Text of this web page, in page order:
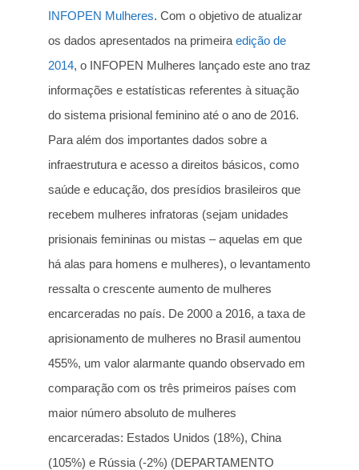
INFOPEN Mulheres. Com o objetivo de atualizar
os dados apresentados na primeira edição de
2014, o INFOPEN Mulheres lançado este ano traz
informações e estatísticas referentes à situação
do sistema prisional feminino até o ano de 2016.
Para além dos importantes dados sobre a
infraestrutura e acesso a direitos básicos, como
saúde e educação, dos presídios brasileiros que
recebem mulheres infratoras (sejam unidades
prisionais femininas ou mistas – aquelas em que
há alas para homens e mulheres), o levantamento
ressalta o crescente aumento de mulheres
encarceradas no país. De 2000 a 2016, a taxa de
aprisionamento de mulheres no Brasil aumentou
455%, um valor alarmante quando observado em
comparação com os três primeiros países com
maior número absoluto de mulheres
encarceradas: Estados Unidos (18%), China
(105%) e Rússia (-2%) (DEPARTAMENTO